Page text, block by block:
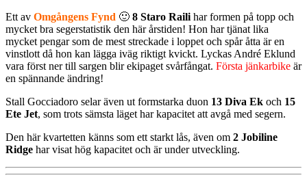
Ett av Omgångens Fynd 🙂 8 Staro Raili har formen på topp och
mycket bra segerstatistik den här årstiden! Hon har tjänat lika
mycket pengar som de mest streckade i loppet och spår åtta är en
vinstlott då hon kan lägga iväg riktigt kvickt. Lyckas André Eklund
vara först ner till sargen blir ekipaget svårfångat. Första jänkarbike är
en spännande ändring!
Stall Gocciadoro selar även ut formstarka duon 13 Diva Ek och 15
Ete Jet, som trots sämsta läget har kapacitet att avgå med segern.
Den här kvartetten känns som ett starkt lås, även om 2 Jobiline
Ridge har visat hög kapacitet och är under utveckling.